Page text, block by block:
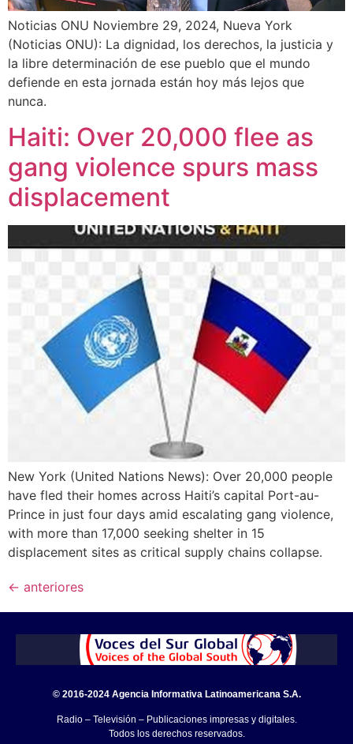
Noticias ONU Noviembre 29, 2024, Nueva York
(Noticias ONU): La dignidad, los derechos, la justicia y
la libre determinación de ese pueblo que el mundo
defiende en esta jornada están hoy más lejos que
nunca.
Haiti: Over 20,000 flee as
gang violence spurs mass
displacement
New York (United Nations News): Over 20,000 people
have fled their homes across Haiti’s capital Port-au-
Prince in just four days amid escalating gang violence,
with more than 17,000 seeking shelter in 15
displacement sites as critical supply chains collapse.
← anteriores
© 2016-2024 Agencia Informativa Latinoamericana S.A.
Radio – Televisión – Publicaciones impresas y digitales.
Todos los derechos reservados.